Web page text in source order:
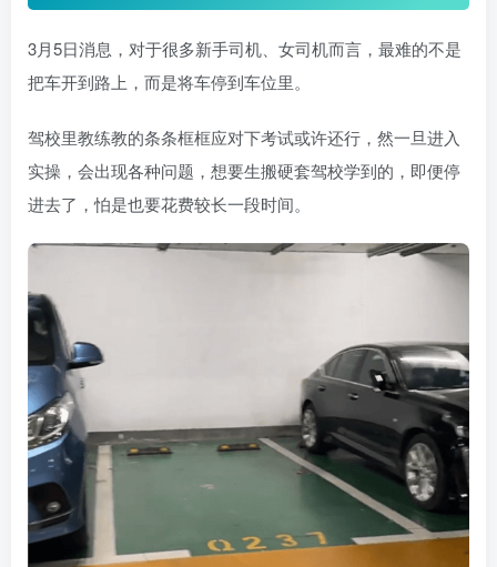
3月5日消息，对于很多新手司机、女司机而言，最难的不是
把车开到路上，而是将车停到车位里。
驾校里教练教的条条框框应对下考试或许还行，然一旦进入
实操，会出现各种问题，想要生搬硬套驾校学到的，即便停
进去了，怕是也要花费较长一段时间。